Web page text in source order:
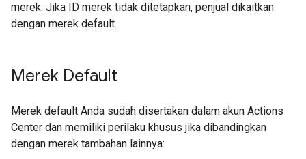
merek. Jika ID merek tidak ditetapkan, penjual dikaitkan
dengan merek default.
Merek Default
Merek default Anda sudah disertakan dalam akun Actions
Center dan memiliki perilaku khusus jika dibandingkan
dengan merek tambahan lainnya: